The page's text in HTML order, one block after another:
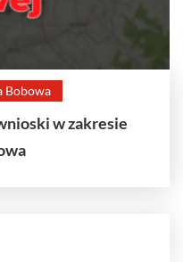
Bobowa
w zakresie